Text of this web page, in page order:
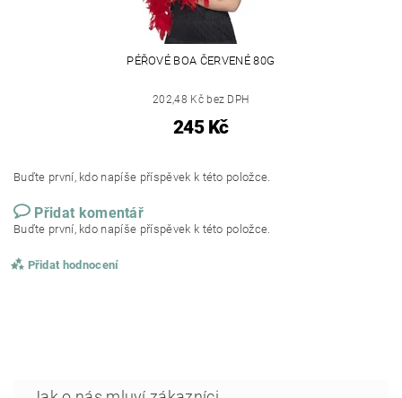
PÉŘOVÉ BOA ČERVENÉ 80G
202,48 Kč bez DPH
245 Kč
Buďte první, kdo napíše příspěvek k této položce.
Přidat komentář
Buďte první, kdo napíše příspěvek k této položce.
Přidat hodnocení